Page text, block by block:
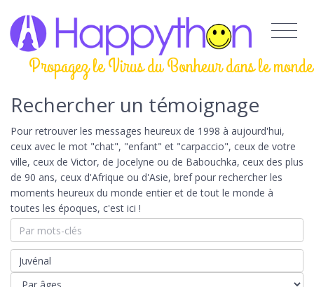
Propagez le Virus du Bonheur dans le monde
Rechercher un témoignage
Pour retrouver les messages heureux de 1998 à aujourd'hui,
ceux avec le mot "chat", "enfant" et "carpaccio", ceux de votre
ville, ceux de Victor, de Jocelyne ou de Babouchka, ceux des plus
de 90 ans, ceux d'Afrique ou d'Asie, bref pour rechercher les
moments heureux du monde entier et de tout le monde à
toutes les époques, c'est ici !